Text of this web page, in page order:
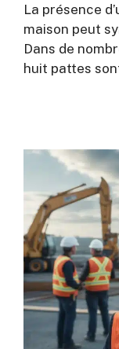
La présence
maison peut
Dans de
huit pattes